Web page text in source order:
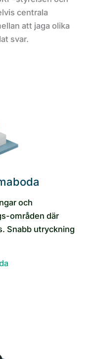
centrala
att jaga olika
svar.
och
områden där
Snabb utryckning